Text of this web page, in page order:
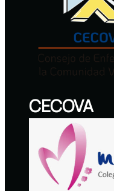
CECOVA